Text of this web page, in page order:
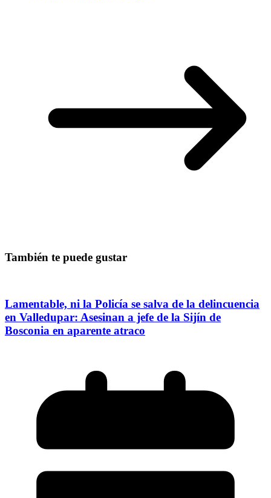
También te puede gustar
Lamentable, ni la Policía se salva de la delincuencia
en Valledupar: Asesinan a jefe de la Sijín de
Bosconia en aparente atraco